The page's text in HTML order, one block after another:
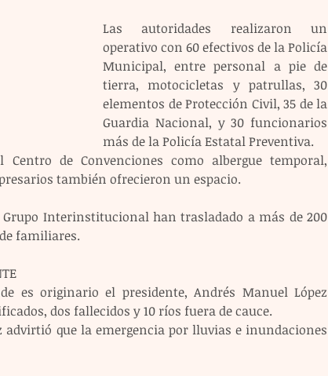
Las autoridades realizaron un
operativo con 60 efectivos de la Policía
Municipal, entre personal a pie de
tierra, motocicletas y patrullas, 30
elementos de Protección Civil, 35 de la
Guardia Nacional, y 30 funcionarios
más de la Policía Estatal Preventiva.
de Convenciones como albergue temporal,
también ofrecieron un espacio.
Interinstitucional han trasladado a más de 200
familiares.
es originario el presidente, Andrés Manuel López
dos fallecidos y 10 ríos fuera de cauce.
advirtió que la emergencia por lluvias e inundaciones